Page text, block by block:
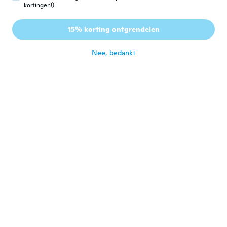
Chris
Lid geworden van 2019 · 143 beoordelingen
Nice pendants
ongeveer 2 jaar geleden
kortingen!)
15% korting ontgrendelen
Nee, bedankt